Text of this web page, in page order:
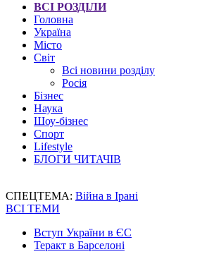
ВСІ РОЗДІЛИ
Головна
Україна
Місто
Світ
Всі новини розділу
Росія
Бізнес
Наука
Шоу-бізнес
Спорт
Lifestyle
БЛОГИ ЧИТАЧІВ
СПЕЦТЕМА: Війна в Ірані
ВСІ ТЕМИ
Вступ України в ЄС
Теракт в Барселоні